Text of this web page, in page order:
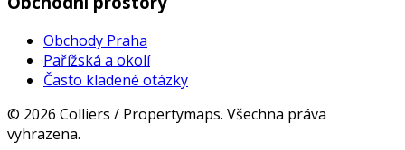
Obchody Praha
Pařížská a okolí
Často kladené otázky
© 2026 Colliers / Propertymaps. Všechna práva
vyhrazena.